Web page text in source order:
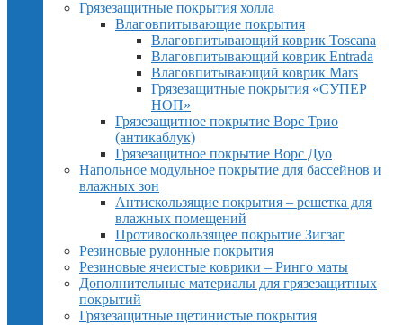
Грязезащитные покрытия холла
Влаговпитывающие покрытия
Влаговпитывающий коврик Toscana
Влаговпитывающий коврик Entrada
Влаговпитывающий коврик Mars
Грязезащитные покрытия «СУПЕР
НОП»
Грязезащитное покрытие Ворс Трио
(антикаблук)
Грязезащитное покрытие Ворс Дуо
Напольное модульное покрытие для бассейнов и
влажных зон
Антискользящие покрытия – решетка для
влажных помещений
Противоскользящее покрытие Зигзаг
Резиновые рулонные покрытия
Резиновые ячеистые коврики – Ринго маты
Дополнительные материалы для грязезащитных
покрытий
Грязезащитные щетинистые покрытия